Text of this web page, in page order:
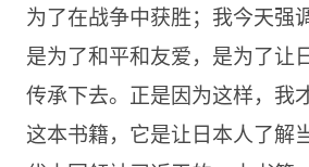
为了在战争中获胜；我今天强调
是为了和平和友爱，是为了让
传承下去。正是因为这样，我
这本书籍，它是让日本人了解